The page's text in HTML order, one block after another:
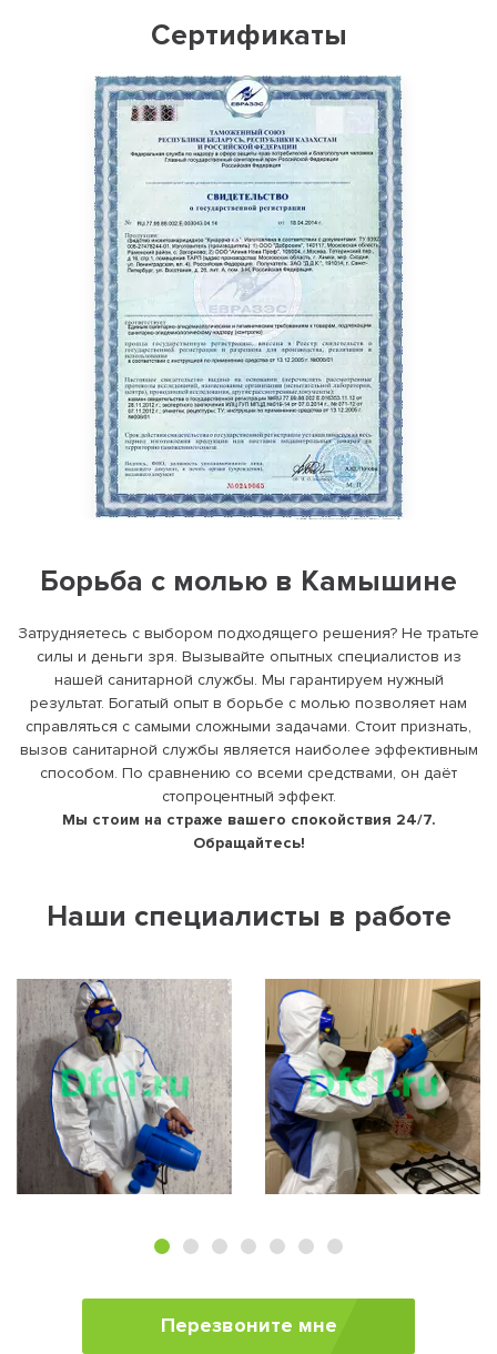
Сертификаты
Борьба с молью в Камышине
Затрудняетесь с выбором подходящего решения? Не тратьте
силы и деньги зря. Вызывайте опытных специалистов из
нашей санитарной службы. Мы гарантируем нужный
результат. Богатый опыт в борьбе с молью позволяет нам
справляться с самыми сложными задачами. Стоит признать,
вызов санитарной службы является наиболее эффективным
способом. По сравнению со всеми средствами, он даёт
стопроцентный эффект.
Мы стоим на страже вашего спокойствия 24/7.
Обращайтесь!
Наши специалисты в работе
Перезвоните мне